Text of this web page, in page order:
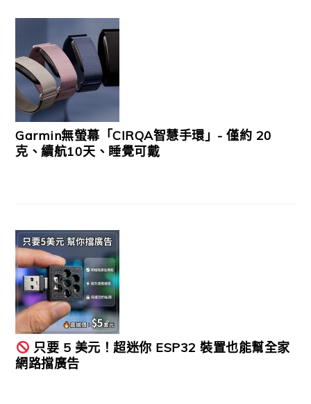
Garmin無螢幕「CIRQA智慧手環」- 僅約 20
克、續航10天、睡覺可戴
只要 5 美元！超迷你 ESP32 裝置也能幫全家
網路擋廣告